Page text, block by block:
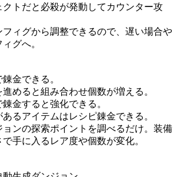
クトだと必殺が発動してカウンター攻
ィグから調整できるので、遅い場合や
グへ。
金できる。
進めると組み合わせ個数が増える。
金すると強化できる。
あるアイテムはレシピ錬金できる。
ョンの探索ポイントを調べるだけ。装備
手に入るレア度や個数が変化。